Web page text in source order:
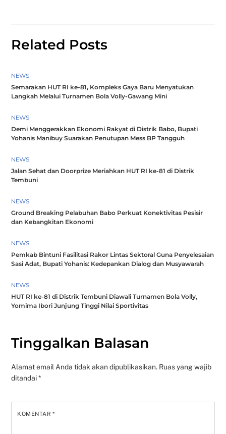
Related Posts
NEWS
Semarakan HUT RI ke-81, Kompleks Gaya Baru Menyatukan
Langkah Melalui Turnamen Bola Volly-Gawang Mini
NEWS
Demi Menggerakkan Ekonomi Rakyat di Distrik Babo, Bupati
Yohanis Manibuy Suarakan Penutupan Mess BP Tangguh
NEWS
Jalan Sehat dan Doorprize Meriahkan HUT RI ke-81 di Distrik
Tembuni
NEWS
Ground Breaking Pelabuhan Babo Perkuat Konektivitas Pesisir
dan Kebangkitan Ekonomi
NEWS
Pemkab Bintuni Fasilitasi Rakor Lintas Sektoral Guna Penyelesaian
Sasi Adat, Bupati Yohanis: Kedepankan Dialog dan Musyawarah
NEWS
HUT RI ke-81 di Distrik Tembuni Diawali Turnamen Bola Volly,
Yomima Ibori Junjung Tinggi Nilai Sportivitas
Tinggalkan Balasan
Alamat email Anda tidak akan dipublikasikan. Ruas yang wajib
ditandai*
KOMENTAR*